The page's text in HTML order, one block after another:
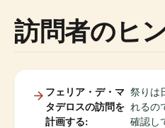
訪問者のヒ
フェリア・デ・マ
タデロスの訪問を
計画する:
祭りは
れるの
確認し